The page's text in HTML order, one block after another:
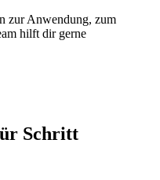
zur Anwendung, zum
hilft dir gerne
Schritt